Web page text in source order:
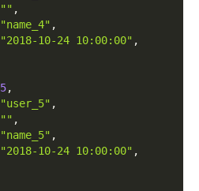
"" ,
"name_4" ,
"2018-10-24 10:00:00" ,
5,
"user_5" ,
"" ,
"name_5" ,
"2018-10-24 10:00:00" ,